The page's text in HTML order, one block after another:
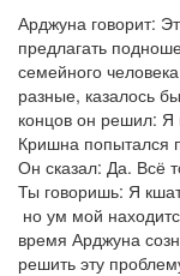
Арджуна говорит:
предлагать
семейного
разные, казалось
концов он решил: Я
Кришна попытался
Он сказал: Да. Всё
Ты говоришь: Я
но ум мой
время Арджуна
решить эту